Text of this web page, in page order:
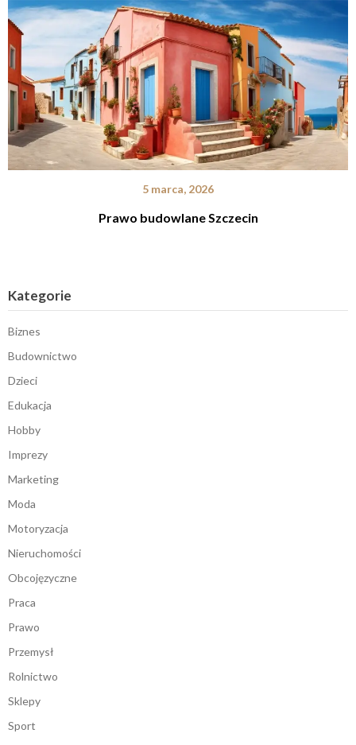
5 marca, 2026
Prawo budowlane Szczecin
Kategorie
Biznes
Budownictwo
Dzieci
Edukacja
Hobby
Imprezy
Marketing
Moda
Motoryzacja
Nieruchomości
Obcojęzyczne
Praca
Prawo
Przemysł
Rolnictwo
Sklepy
Sport